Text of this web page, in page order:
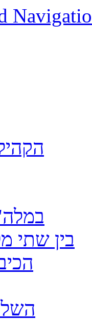
בין שתי